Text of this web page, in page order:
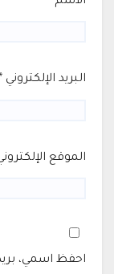
البريد الإلكتروني
الموقع
احفظ اسمي،